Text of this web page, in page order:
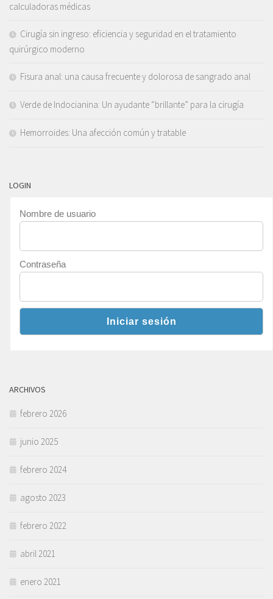
calculadoras médicas
Cirugía sin ingreso: eficiencia y seguridad en el tratamiento
quirúrgico moderno
Fisura anal: una causa frecuente y dolorosa de sangrado anal
Verde de Indocianina: Un ayudante “brillante” para la cirugía
Hemorroides: Una afección común y tratable
LOGIN
Nombre de usuario
Contraseña
ARCHIVOS
febrero 2026
junio 2025
febrero 2024
agosto 2023
febrero 2022
abril 2021
enero 2021